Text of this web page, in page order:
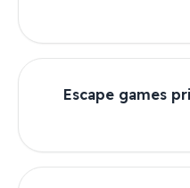
Escape games